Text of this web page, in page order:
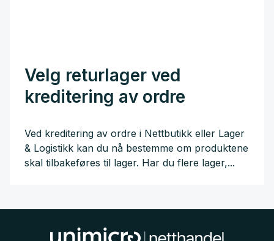
Velg returlager ved
kreditering av ordre
Ved kreditering av ordre i Nettbutikk eller Lager
& Logistikk kan du nå bestemme om produktene
skal tilbakeføres til lager. Har du flere lager,...